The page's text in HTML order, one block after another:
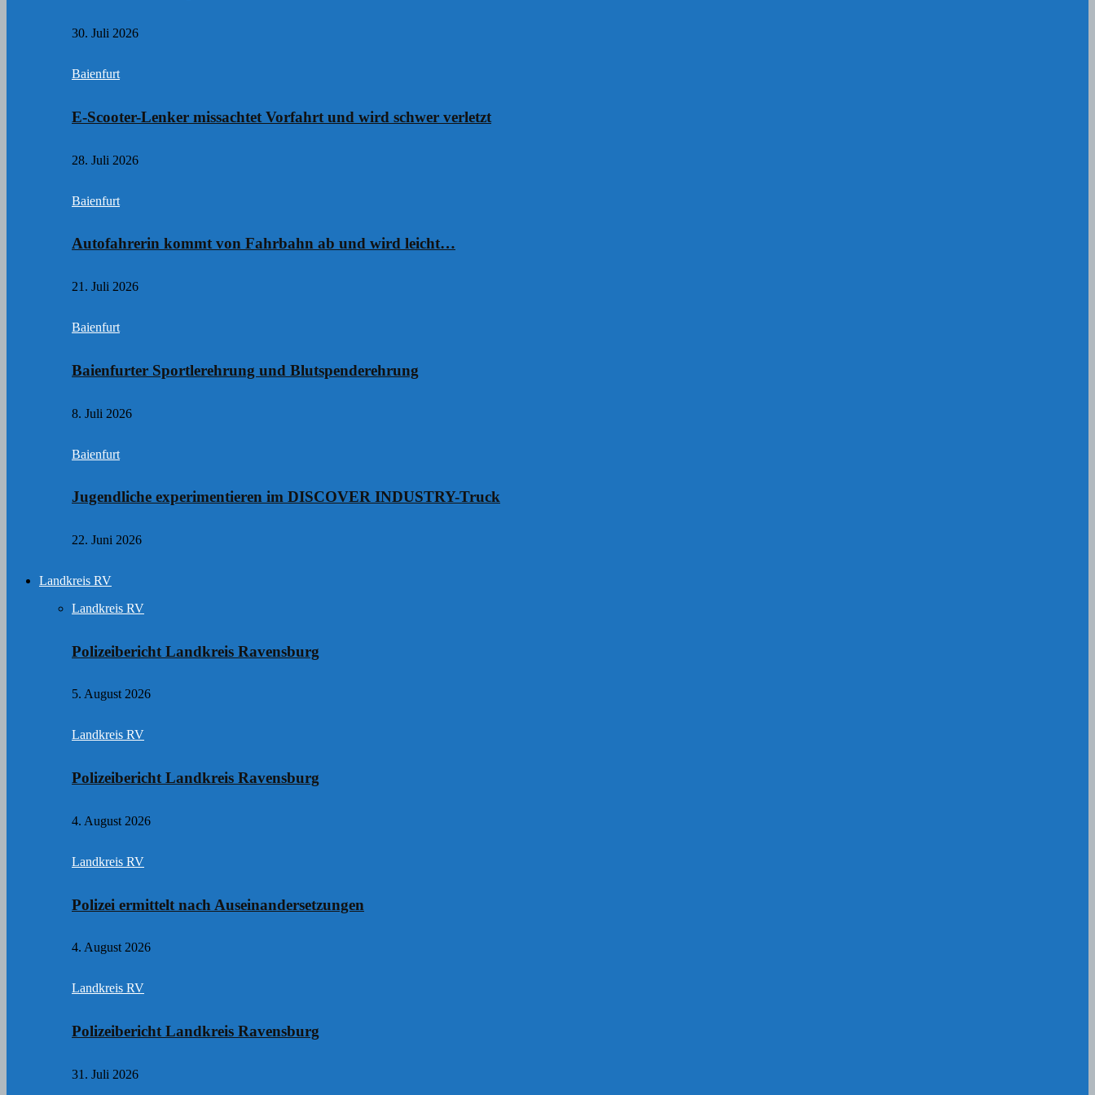
30. Juli 2026
Baienfurt
E-Scooter-Lenker missachtet Vorfahrt und wird schwer verletzt
28. Juli 2026
Baienfurt
Autofahrerin kommt von Fahrbahn ab und wird leicht…
21. Juli 2026
Baienfurt
Baienfurter Sportlerehrung und Blutspenderehrung
8. Juli 2026
Baienfurt
Jugendliche experimentieren im DISCOVER INDUSTRY-Truck
22. Juni 2026
Landkreis RV
Landkreis RV
Polizeibericht Landkreis Ravensburg
5. August 2026
Landkreis RV
Polizeibericht Landkreis Ravensburg
4. August 2026
Landkreis RV
Polizei ermittelt nach Auseinandersetzungen
4. August 2026
Landkreis RV
Polizeibericht Landkreis Ravensburg
31. Juli 2026